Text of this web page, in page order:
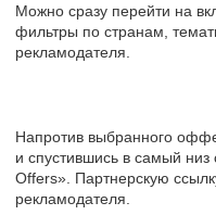
Можно сразу перейти на
фильтры по странам,
рекламодателя.
Напротив выбранного
и спустившись в самый
Offers». Партнерскую
рекламодателя.